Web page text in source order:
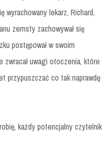
wyrachowany lekarz, Richard,
zemsty zachowywał się
postępował w swoim
zwracał uwagi otoczenia, które
przypuszczać co tak naprawdę
każdy potencjalny czytelnik